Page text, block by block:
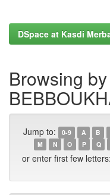
DSpace at Kasdi
Browsing
Jump to: 0-9 A B
M
N O P Q
or enter first few letters: